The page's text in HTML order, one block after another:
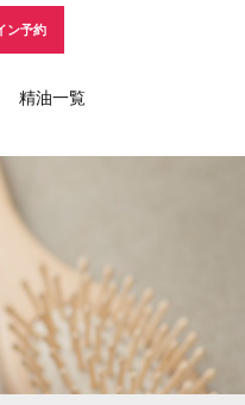
ン予約
精油一覧